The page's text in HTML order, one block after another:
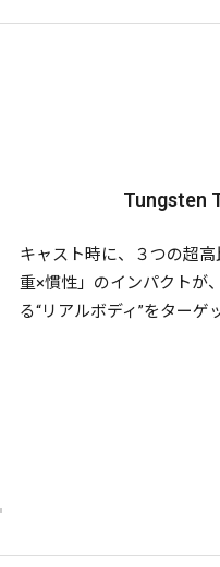
Tungsten
キャスト時に、３つの超
重×慣性」のインパクトが
る“リアルボディ”をターゲ